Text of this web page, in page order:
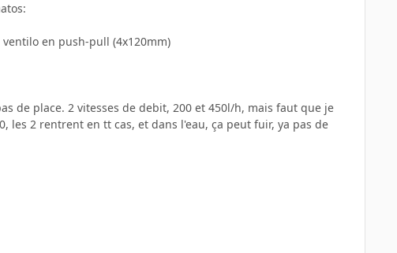
en push-pull (4x120mm)
de place. 2 vitesses de debit, 200 et 450l/h, mais faut que je
2 rentrent en tt cas, et dans l'eau, ça peut fuir, ya pas de